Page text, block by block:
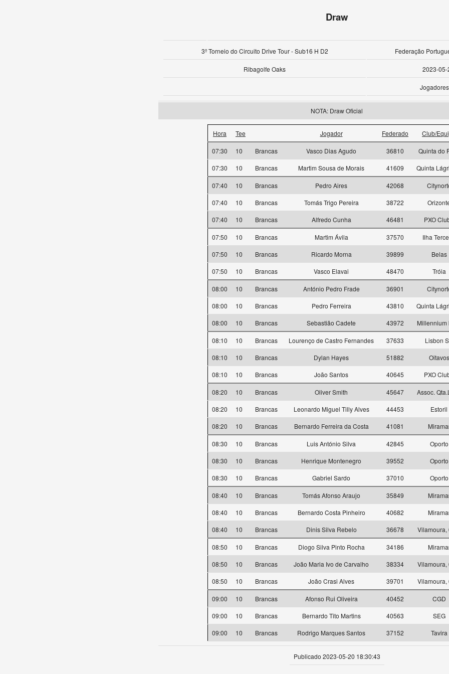
Draw
3º Torneio do Circuito Drive Tour - Sub16 H D2 Federação
Ribagolfe Oaks 2023-05-
NOTA: Draw Oficial
Hora Tee Jogador Federado Club/
07:30 10 Brancas Vasco Dias Agudo 36810
Quinta do
07:30
10 Brancas Martim Sousa de Morais 41609 Quinta
07:40 10 Brancas Pedro Aires 42068
07:40
10 Brancas Tomás Trigo Pereira 38722
07:40
10 Brancas Alfredo Cunha 46481 PXO
07:50 10 Brancas Martim Ávila 37570
Ilha
07:50
10 Brancas Ricardo Morna 39899
Belas
07:50
10 Brancas Vasco Elavai 48470 Tróia
08:00 10 Brancas António Pedro Frade 36901
08:00
10 Brancas Pedro Ferreira 43810
Quinta
08:00
10 Brancas Sebastião Cadete 43972 Millennium
08:10 10 Brancas Lourenço de Castro Fernandes 37633
Lisbon
08:10
10 Brancas Dylan Hayes 51882
Oitavos
08:10
10 Brancas João Santos 40645 PXO
08:20 10 Brancas Oliver Smith 45647
Assoc.
08:20
10 Brancas Leonardo Miguel Tilly Alves 44453
Estoril
08:20
10 Brancas Bernardo Ferreira da Costa 41081
08:30 10 Brancas Luis António Silva 42845
Oporto
08:30
10 Brancas Henrique Montenegro 39552
Oporto
08:30
10 Brancas Gabriel Sardo 37010 Oporto
08:40 10 Brancas Tomás Afonso Araujo 35849
08:40
10 Brancas Bernardo Costa Pinheiro 40682
08:40
10 Brancas Dinis Silva Rebelo 36678 Vilamoura,
08:50 10 Brancas Diogo Silva Pinto Rocha 34186
08:50
10 Brancas João Maria Ivo de Carvalho 38334
Vilamoura,
08:50
10 Brancas João Crasi Alves 39701 Vilamoura,
09:00 10 Brancas Afonso Rui Oliveira 40452
CGD
09:00
10 Brancas Bernardo Tito Martins 40563
SEG
09:00
10 Brancas Rodrigo Marques Santos 37152 Tavira
Publicado 2023-05-20 18:30:43